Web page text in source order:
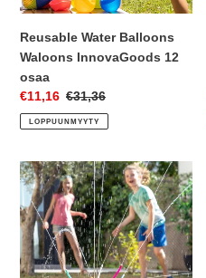
Reusable Water Balloons
Waloons InnovaGoods 12
osaa
Myyntihinta
€11,16 Normaalihinta
€31,36
LOPPUUNMYYTY
Sadetin
ja
suihkutuslelu
Octodrop
InnovaGoods